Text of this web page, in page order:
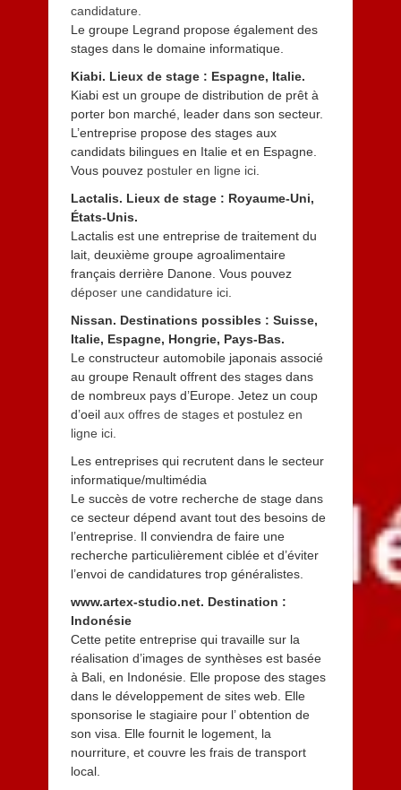
candidature.
Le groupe Legrand propose également des
stages dans le domaine informatique.
Kiabi. Lieux de stage : Espagne, Italie.
Kiabi est un groupe de distribution de prêt à
porter bon marché, leader dans son secteur.
L’entreprise propose des stages aux
candidats bilingues en Italie et en Espagne.
Vous pouvez postuler en ligne ici.
Lactalis. Lieux de stage : Royaume-Uni,
États-Unis.
Lactalis est une entreprise de traitement du
lait, deuxième groupe agroalimentaire
français derrière Danone. Vous pouvez
déposer une candidature ici.
Nissan. Destinations possibles : Suisse,
Italie, Espagne, Hongrie, Pays-Bas.
Le constructeur automobile japonais associé
au groupe Renault offrent des stages dans
de nombreux pays d’Europe. Jetez un coup
d’oeil aux offres de stages et postulez en
ligne ici.
Les entreprises qui recrutent dans le secteur
informatique/multimédia
Le succès de votre recherche de stage dans
ce secteur dépend avant tout des besoins de
l’entreprise. Il conviendra de faire une
recherche particulièrement ciblée et d’éviter
l’envoi de candidatures trop généralistes.
www.artex-studio.net. Destination :
Indonésie
Cette petite entreprise qui travaille sur la
réalisation d’images de synthèses est basée
à Bali, en Indonésie. Elle propose des stages
dans le développement de sites web. Elle
sponsorise le stagiaire pour l’ obtention de
son visa. Elle fournit le logement, la
nourriture, et couvre les frais de transport
local.